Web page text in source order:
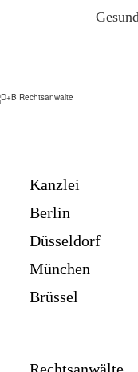
Kanzlei
Berlin
Düsseldorf
München
Brüssel